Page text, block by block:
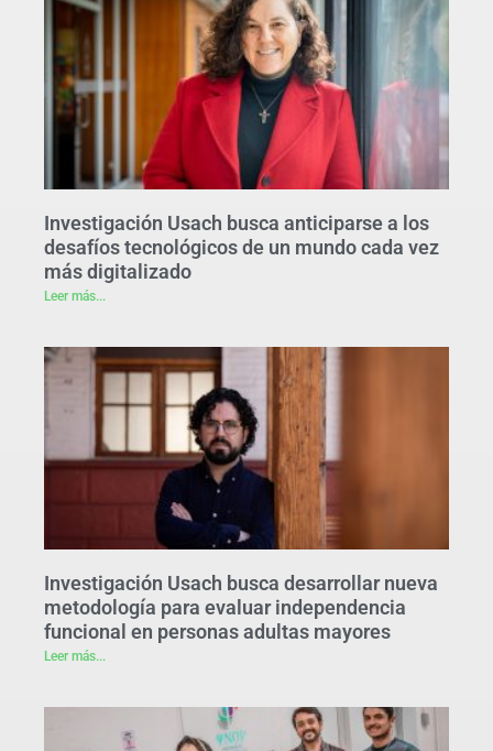
Investigación Usach busca anticiparse a los
desafíos tecnológicos de un mundo cada vez
más digitalizado
Leer más...
Investigación Usach busca desarrollar nueva
metodología para evaluar independencia
funcional en personas adultas mayores
Leer más...